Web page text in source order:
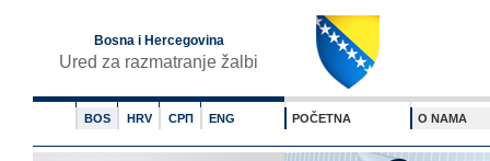
Bosna i Hercegovina
Ured za razmatranje žalbi
BOS HRV СРП ENG POČETNA O NAMA